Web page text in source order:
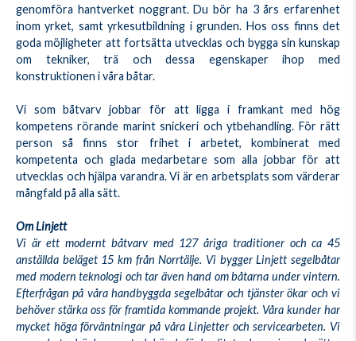
genomföra hantverket noggrant. Du bör ha 3 års erfarenhet
inom yrket, samt yrkesutbildning i grunden. Hos oss finns det
goda möjligheter att fortsätta utvecklas och bygga sin kunskap
om tekniker, trä och dessa egenskaper ihop med
konstruktionen i våra båtar.
Vi som båtvarv jobbar för att ligga i framkant med hög
kompetens rörande marint snickeri och ytbehandling. För rätt
person så finns stor frihet i arbetet, kombinerat med
kompetenta och glada medarbetare som alla jobbar för att
utvecklas och hjälpa varandra. Vi är en arbetsplats som värderar
mångfald på alla sätt.
Om Linjett
Vi är ett modernt båtvarv med 127 åriga traditioner och ca 45
anställda beläget 15 km från Norrtälje. Vi bygger Linjett segelbåtar
med modern teknologi och tar även hand om båtarna under vintern.
Efterfrågan på våra handbyggda segelbåtar och tjänster ökar och vi
behöver stärka oss för framtida kommande projekt. Våra kunder har
mycket höga förväntningar på våra Linjetter och servicearbeten. Vi